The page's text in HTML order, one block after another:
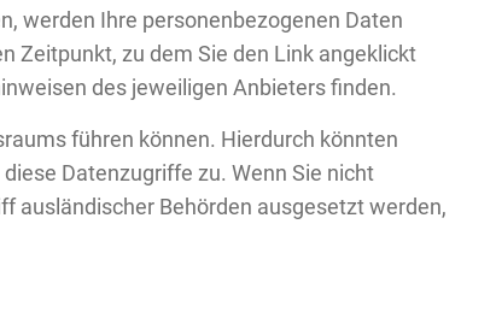
werden Ihre personenbezogenen Daten
Zeitpunkt, zu dem Sie den Link angeklickt
des jeweiligen Anbieters finden.
führen können. Hierdurch könnten
Datenzugriffe zu. Wenn Sie nicht
ausländischer Behörden ausgesetzt werden,